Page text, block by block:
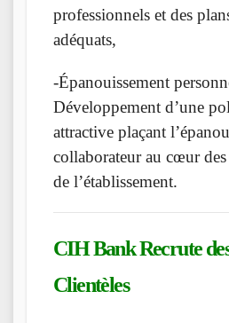
professionnels et des
adéquats,
-Épanouissement
Développement d’une
attractive plaçant
collaborateur au cœur
de l’établissement.
CIH BankRecrute
Clientèles